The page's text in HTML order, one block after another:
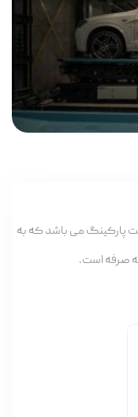
پارکینگ می باشد که به
صرفه است.